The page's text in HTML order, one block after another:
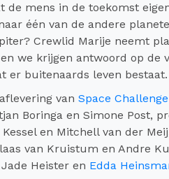
de mens in de toekomst
één van de andere
Crewlid Marije neemt
we krijgen antwoord op de
er buitenaards leven bestaat.
van Space
Boringa en Simone Post,
en Mitchell van der
van Kruistum en Andre
Heister en Edda